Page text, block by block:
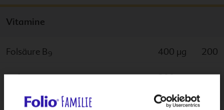
Vitamine
Folsäure B9 400 µg 200
– davon
200 µg